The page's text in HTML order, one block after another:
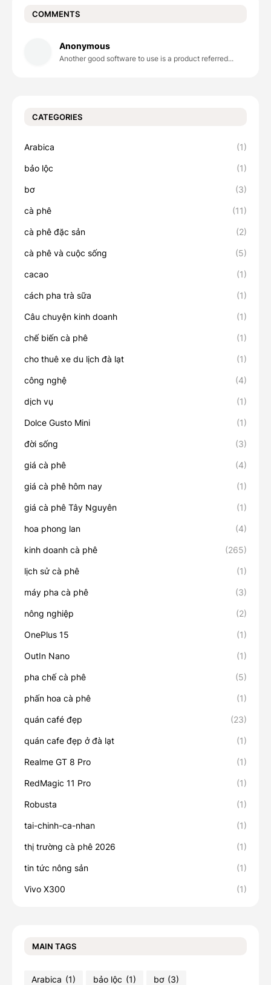
COMMENTS
Anonymous
Another good software to use is a product referred...
CATEGORIES
Arabica (1)
bảo lộc (1)
bơ (3)
cà phê (11)
cà phê đặc sản (2)
cà phê và cuộc sống (5)
cacao (1)
cách pha trà sữa (1)
Câu chuyện kinh doanh (1)
chế biến cà phê (1)
cho thuê xe du lịch đà lạt (1)
công nghệ (4)
dịch vụ (1)
Dolce Gusto Mini (1)
đời sống (3)
giá cà phê (4)
giá cà phê hôm nay (1)
giá cà phê Tây Nguyên (1)
hoa phong lan (4)
kinh doanh cà phê (265)
lịch sử cà phê (1)
máy pha cà phê (3)
nông nghiệp (2)
OnePlus 15 (1)
OutIn Nano (1)
pha chế cà phê (5)
phấn hoa cà phê (1)
quán café đẹp (23)
quán cafe đẹp ở đà lạt (1)
Realme GT 8 Pro (1)
RedMagic 11 Pro (1)
Robusta (1)
tai-chinh-ca-nhan (1)
thị trường cà phê 2026 (1)
tin tức nông sản (1)
Vivo X300 (1)
MAIN TAGS
Arabica (1) bảo lộc (1) bơ (3)